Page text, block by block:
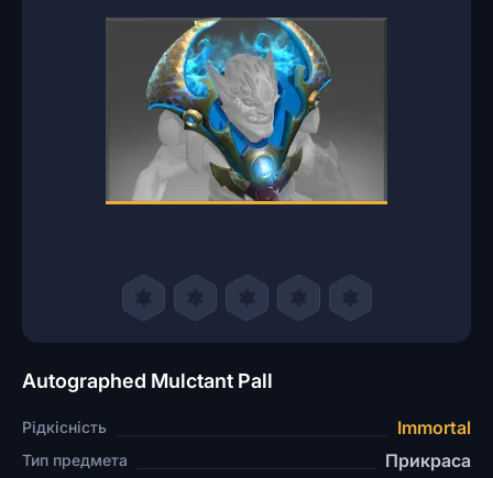
Autographed Mulctant Pall
Рідкісність Immortal
Тип предмета Прикраса